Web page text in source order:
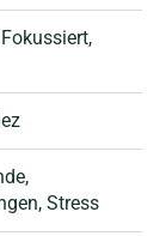
Fokussiert,
,
, Stress